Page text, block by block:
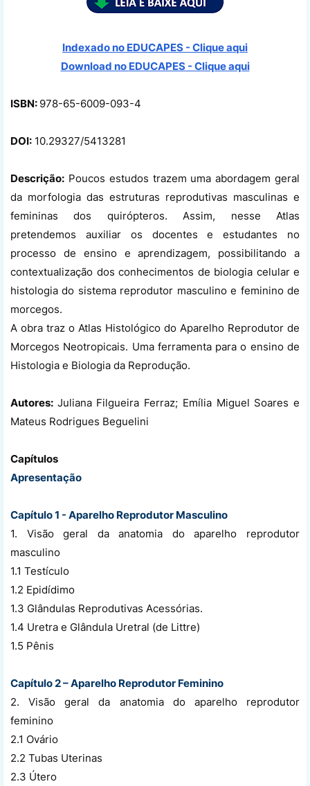
Indexado no EDUCAPES - Clique aqui
Download no EDUCAPES - Clique aqui
ISBN: 978-65-6009-093-4
DOI: 10.29327/5413281
Descrição: Poucos estudos trazem uma abordagem geral
da morfologia das estruturas reprodutivas masculinas e
femininas dos quirópteros. Assim, nesse Atlas
pretendemos auxiliar os docentes e estudantes no
processo de ensino e aprendizagem, possibilitando a
contextualização dos conhecimentos de biologia celular e
histologia do sistema reprodutor masculino e feminino de
morcegos.
A obra traz o Atlas Histológico do Aparelho Reprodutor de
Morcegos Neotropicais. Uma ferramenta para o ensino de
Histologia e Biologia da Reprodução.
Autores: Juliana Filgueira Ferraz; Emília Miguel Soares e
Mateus Rodrigues Beguelini
Capítulos
Apresentação
Capítulo 1 - Aparelho Reprodutor Masculino
1. Visão geral da anatomia do aparelho reprodutor
masculino
1.1 Testículo
1.2 Epidídimo
1.3 Glândulas Reprodutivas Acessórias.
1.4 Uretra e Glândula Uretral (de Littre)
1.5 Pênis
Capítulo 2 – Aparelho Reprodutor Feminino
2. Visão geral da anatomia do aparelho reprodutor
feminino
2.1 Ovário
2.2 Tubas Uterinas
2.3 Útero